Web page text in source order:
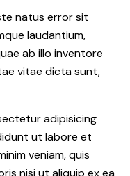
natus error sit
laudantium,
ab illo inventore
vitae dicta sunt,
adipisicing
ut labore et
veniam, quis
nisi ut aliquip ex ea